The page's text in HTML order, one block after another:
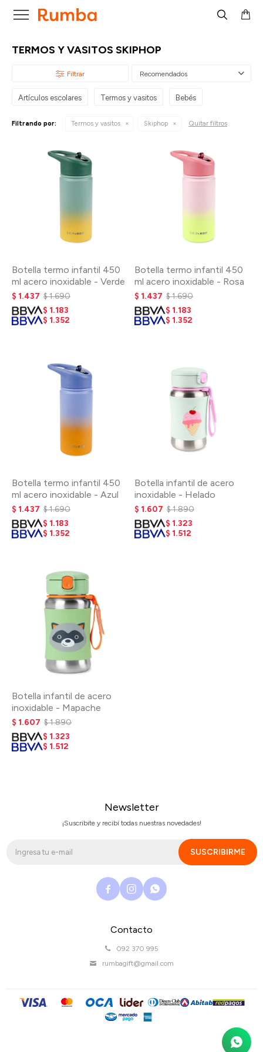

TERMOS Y VASITOS SKIPHOP
Recomendados
Artículos escolares Termos y vasitos Bebés
Filtrando por: Termos y vasitos Skiphop Quitar filtros
Botella termo infantil 450
ml acero inoxidable - Verde
$ 1.437 $1.690
$ 1.183
$ 1.352
Botella termo infantil 450
ml acero inoxidable - Rosa
$ 1.437 $1.690
$ 1.183
$ 1.352
Botella termo infantil 450
ml acero inoxidable - Azul
$ 1.437 $1.690
$ 1.183
$ 1.352
Botella infantil de acero
inoxidable - Helado
$ 1.607 $1.890
$ 1.323
$ 1.512
Botella infantil de acero
inoxidable - Mapache
$ 1.607 $1.890
$ 1.323
$ 1.512
Contacto
092 370 995
rumbagift@gmail.com
Newsletter
¡Suscribite y recibí todas nuestras novedades!
SUSCRIBIRME
  